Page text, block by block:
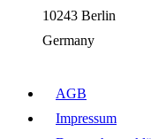
10243 Berlin
Germany
AGB
Impressum